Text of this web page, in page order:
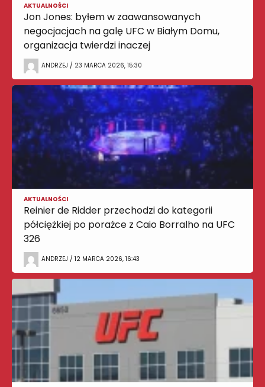
AKTUALNOŚCI
Jon Jones: byłem w zaawansowanych
negocjacjach na galę UFC w Białym Domu,
organizacja twierdzi inaczej
ANDRZEJ / 23 MARCA 2026, 15:30
AKTUALNOŚCI
Reinier de Ridder przechodzi do kategorii
półciężkiej po porażce z Caio Borralho na UFC
326
ANDRZEJ / 12 MARCA 2026, 16:43